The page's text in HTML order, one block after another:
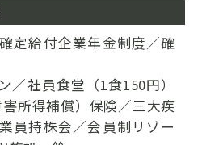
定給付企業年金制度／確
／社員食堂（1食150円）
所得補償）保険／三大疾
員持株会／会員制リゾー